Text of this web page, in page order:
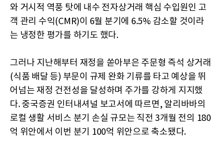
와 거시적 역풍 탓에 내수 전자상거래 핵심 수입원인 고
객 관리 수익(CMR)이 6월 분기에 6.5% 감소할 것이라
는 냉정한 평가를 하기도 했다.
그러나 지난해부터 재정을 쏟아부은 주문형 즉석 상거래
(식품 배달 등) 부문이 규제 완화 기류를 타고 예상을 뛰
어넘는 재정 건전성을 달성하며 주가를 강하게 지지했
다. 중국증권 인터내셔널 보고서에 따르면, 알리바바의
로컬 생활 서비스 분기 손실 규모는 직전 3개월 전의 180
억 위안에서 이번 분기 100억 위안으로 축소됐다.